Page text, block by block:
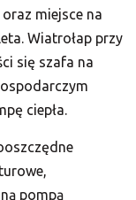
miejsce na
Wiatrołap przy
się szafa na
ciepła.
pompą